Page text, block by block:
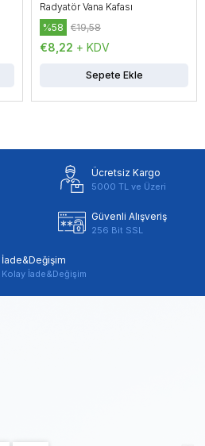
Radyatör Vana Kafası
€8,22 + KDV
%58 €19,58
Sepete Ekle
Ücretsiz Kargo
5000 TL ve Üzeri
Güvenli Alışveriş
256 Bit SSL
İade&Değişim
Kolay İade&Değişim